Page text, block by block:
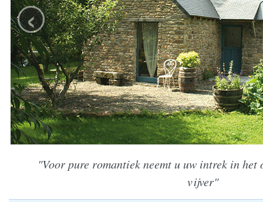
‹
"Voor pure romantiek neemt u uw intrek in het
vijver"